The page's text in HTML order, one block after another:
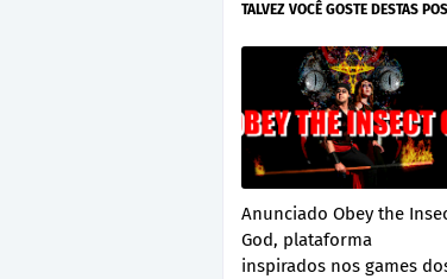
TALVEZ VOCÊ GOSTE DESTAS
Anunciado Obey the
God, plataforma
inspirados nos games